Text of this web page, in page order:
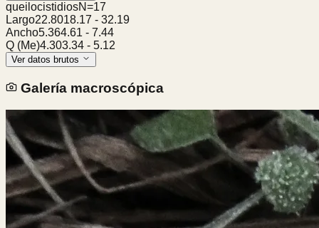
queilocistidiosN=17
Largo22.8018.17 - 32.19
Ancho5.364.61 - 7.44
Q (Me)4.303.34 - 5.12
Ver datos brutos
Galería macroscópica